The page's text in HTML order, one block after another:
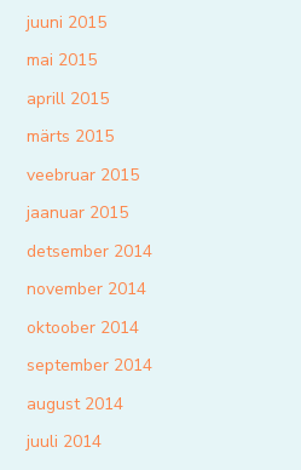
juuni 2015
mai 2015
aprill 2015
märts 2015
veebruar 2015
jaanuar 2015
detsember 2014
november 2014
oktoober 2014
september 2014
august 2014
juuli 2014